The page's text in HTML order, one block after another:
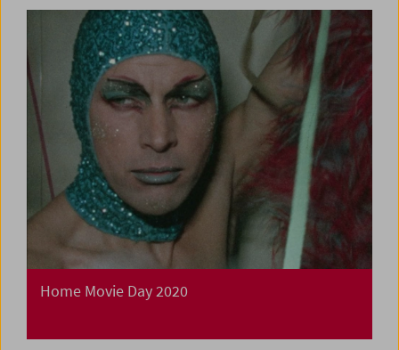
Home Movie Day 2020